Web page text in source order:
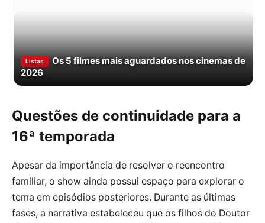
Listas
Os 5 filmes mais aguardados nos cinemas de
2026
Questões de continuidade para a
16ª temporada
Apesar da importância de resolver o reencontro
familiar, o show ainda possui espaço para explorar o
tema em episódios posteriores. Durante as últimas
fases, a narrativa estabeleceu que os filhos do Doutor